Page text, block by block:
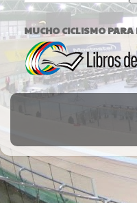
MUCHO CICLISMO PARA